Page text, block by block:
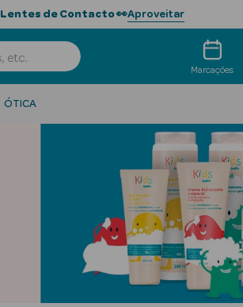
Lentes de Contacto👀Aproveitar
Marcações
ÓTICA